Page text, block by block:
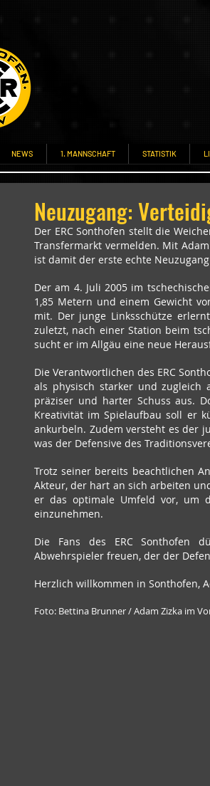
NEWS 1. MANNSCHAFT STATISTIK
Neuzugang:
Der ERC Sonthofen stellt die
Transfermarkt vermelden. Mit
ist damit der erste echte
Der am 4. Juli 2005 im
1,85 Metern und einem Gewicht
mit. Der junge Linksschütze
zuletzt, nach einer Station beim
sucht er im Allgäu eine neue
Die Verantwortlichen des ERC
als physisch starker und zugleich
präziser und harter Schuss aus.
Kreativität im Spielaufbau soll er
ankurbeln. Zudem versteht es der
was der Defensive des
Trotz seiner bereits beachtlichen
Akteur, der hart an sich arbeiten
er das optimale Umfeld vor, um
einzunehmen.
Die Fans des ERC Sonthofen
Abwehrspieler freuen, der der
Herzlich willkommen in Sonthofen,
Foto: Bettina Brunner / Adam Zizka im